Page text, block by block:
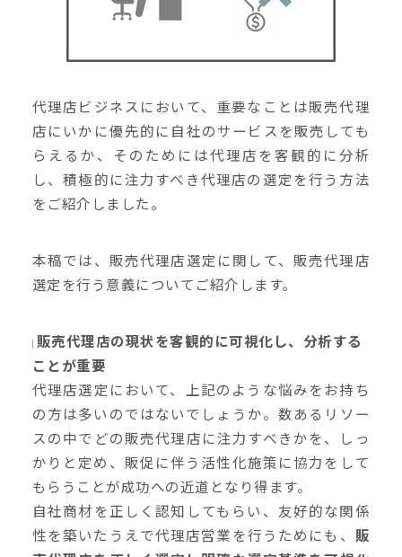
代理店ビジネスにおいて、重要なことは販売代理
店にいかに優先的に自社のサービスを販売しても
らえるか、そのためには代理店を客観的に分析
し、積極的に注力すべき代理店の選定を行う方法
をご紹介しました。
本稿では、販売代理店選定に関して、販売代理店
選定を行う意義についてご紹介します。
販売代理店の現状を客観的に可視化し、分析する
ことが重要
代理店選定において、上記のような悩みをお持ち
の方は多いのではないでしょうか。数あるリソー
スの中でどの販売代理店に注力すべきかを、しっ
かりと定め、販促に伴う活性化施策に協力をして
もらうことが成功への近道となり得ます。
自社商材を正しく認知してもらい、友好的な関係
性を築いたうえで代理店営業を行うためにも、 販